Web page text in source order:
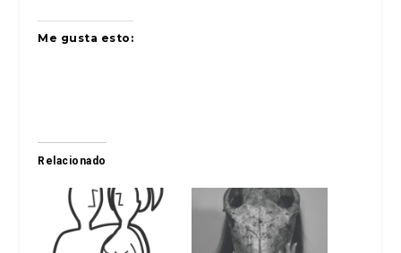
Me gusta esto:
Relacionado